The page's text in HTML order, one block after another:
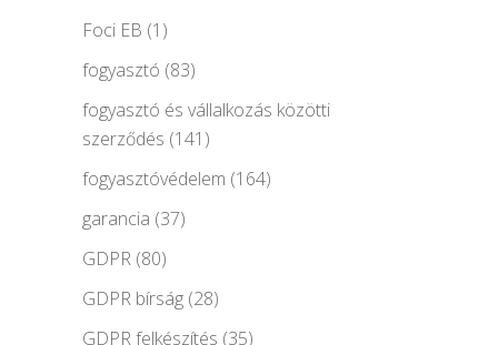
Foci EB (1)
fogyasztó (83)
fogyasztó és vállalkozás közötti
szerződés (141)
fogyasztóvédelem (164)
garancia (37)
GDPR (80)
GDPR bírság (28)
GDPR felkészítés (35)